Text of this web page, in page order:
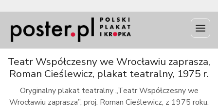
Teatr Współczesny we Wrocławiu zaprasza,
Roman Cieślewicz, plakat teatralny, 1975 r.
Oryginalny plakat teatralny „Teatr Współczesny we
Wrocławiu zaprasza”, proj. Roman Cieślewicz, z 1975 roku.